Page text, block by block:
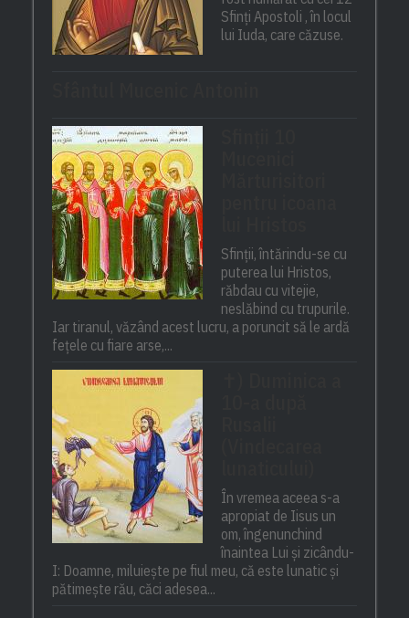
Sfinți Apostoli , în locul
lui Iuda, care căzuse.
Sfinții, întărindu-se cu
puterea lui Hristos,
răbdau cu vitejie,
neslăbind cu trupurile.
Iar tiranul, văzând acest lucru, a poruncit să le ardă
fețele cu fiare arse,...
În vremea aceea s-a
apropiat de Iisus un
om, îngenunchind
înaintea Lui și zicându-
I: Doamne, miluiește pe fiul meu, că este lunatic și
pătimește rău, căci adesea...